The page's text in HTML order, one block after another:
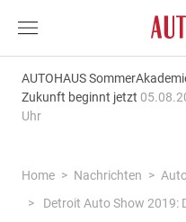
AUTOHAUS
Zukunft beginnt jetzt
Uhr
Home Nachrichten
Detroit Auto Show 2019: